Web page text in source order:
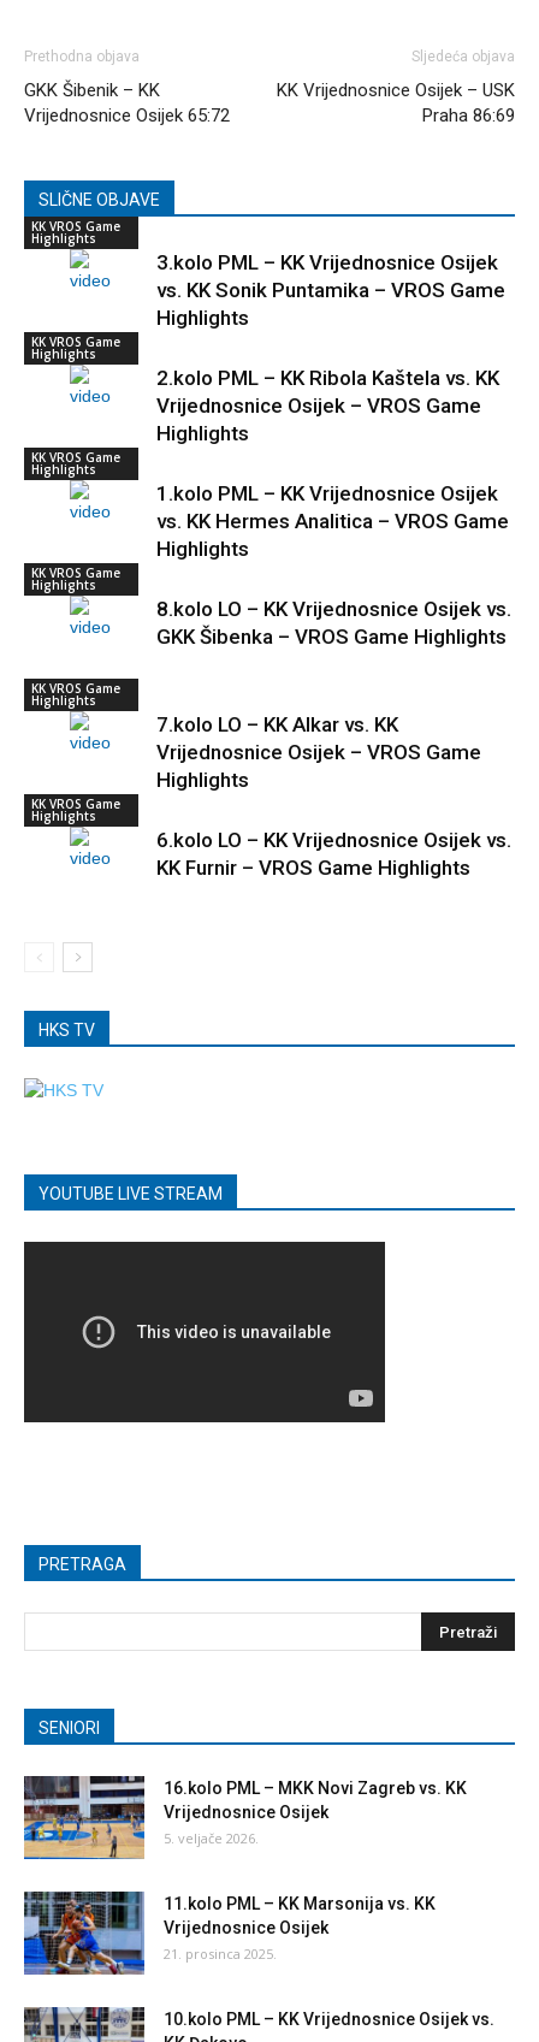
Prethodna objava
GKK Šibenik – KK
Vrijednosnice Osijek 65:72
Sljedeća objava
KK Vrijednosnice Osijek – USK
Praha 86:69
SLIČNE OBJAVE
KK VROS Game
Highlights
3.kolo PML – KK Vrijednosnice Osijek
vs. KK Sonik Puntamika – VROS Game
Highlights
KK VROS Game
Highlights
2.kolo PML – KK Ribola Kaštela vs. KK
Vrijednosnice Osijek – VROS Game
Highlights
KK VROS Game
Highlights
1.kolo PML – KK Vrijednosnice Osijek
vs. KK Hermes Analitica – VROS Game
Highlights
KK VROS Game
Highlights
8.kolo LO – KK Vrijednosnice Osijek vs.
GKK Šibenka – VROS Game Highlights
KK VROS Game
Highlights
7.kolo LO – KK Alkar vs. KK
Vrijednosnice Osijek – VROS Game
Highlights
KK VROS Game
Highlights
6.kolo LO – KK Vrijednosnice Osijek vs.
KK Furnir – VROS Game Highlights
HKS TV
YOUTUBE LIVE STREAM
PRETRAGA
SENIORI
16.kolo PML – MKK Novi Zagreb vs. KK
Vrijednosnice Osijek
5. veljače 2026.
11.kolo PML – KK Marsonija vs. KK
Vrijednosnice Osijek
21. prosinca 2025.
10.kolo PML – KK Vrijednosnice Osijek vs.